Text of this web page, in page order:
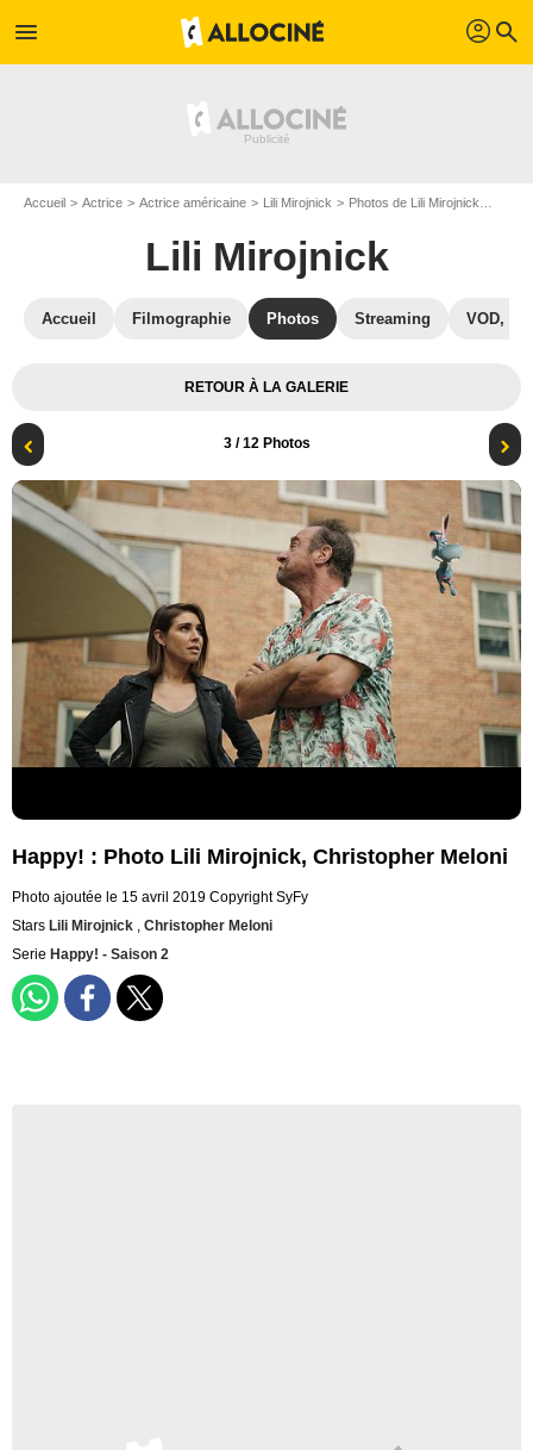
menu profil search
Accueil Actrice Actrice américaine Lili Mirojnick Photos de Lili Mirojnick
Lili Mirojnick
Accueil Filmographie Photos Streaming VOD,
RETOUR À LA GALERIE
3/ 12 Photos
Happy! : Photo Lili Mirojnick, Christopher Meloni
Photo ajoutée le 15 avril 2019 Copyright SyFy
Stars Lili Mirojnick , Christopher Meloni
Serie Happy! - Saison 2